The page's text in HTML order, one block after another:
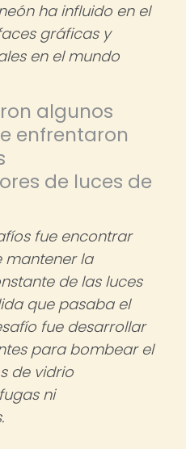
ha influido en el
gráficas y
en el mundo
algunos
enfrentaron
de luces de
fue encontrar
mantener la
de las luces
que pasaba el
fue desarrollar
para bombear el
de vidrio
ni